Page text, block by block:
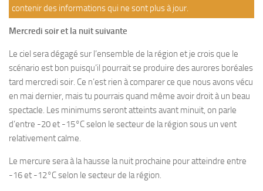
contenir des informations qui ne sont plus à jour.
Mercredi soir et la nuit suivante
Le ciel sera dégagé sur l’ensemble de la région et je crois que le
scénario est bon puisqu’il pourrait se produire des aurores boréales
tard mercredi soir. Ce n’est rien à comparer ce que nous avons vécu
en mai dernier, mais tu pourrais quand même avoir droit à un beau
spectacle. Les minimums seront atteints avant minuit, on parle
d’entre -20 et -15°C selon le secteur de la région sous un vent
relativement calme.
Le mercure sera à la hausse la nuit prochaine pour atteindre entre
-16 et -12°C selon le secteur de la région.